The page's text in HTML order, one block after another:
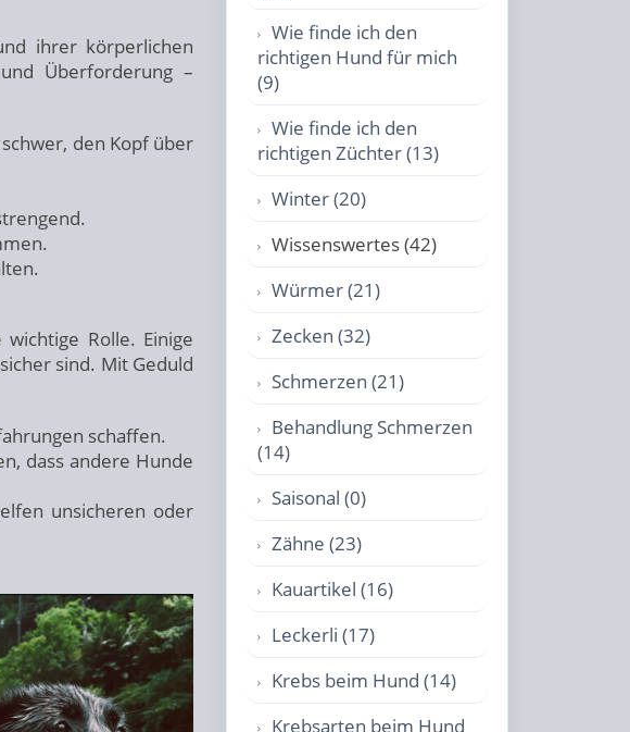
ihrer körperlichen
Überforderung –
den Kopf über
Rolle. Einige
sind. Mit Geduld
schaffen.
dass andere Hunde
unsicheren oder
Wie finde ich den
richtigen Hund für mich
(9)
Wie finde ich den
richtigen Züchter (13)
Winter (20)
Wissenswertes (42)
Würmer (21)
Zecken (32)
Schmerzen (21)
Behandlung Schmerzen
(14)
Saisonal (0)
Zähne (23)
Kauartikel (16)
Leckerli (17)
Krebs beim Hund (14)
Krebsarten beim Hund